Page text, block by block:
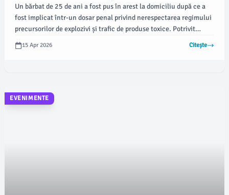
Un bărbat de 25 de ani a fost pus în arest la domiciliu după ce a
fost implicat într-un dosar penal privind nerespectarea regimului
precursorilor de explozivi și trafic de produse toxice. Potrivit
informațiilor furnizate de Inspectoratul Județean de Poliție
Galați, perchezițiile au avut loc pe 8 aprilie în municipiul Galați.
15 Apr 2026 Citește
EVENIMENTE